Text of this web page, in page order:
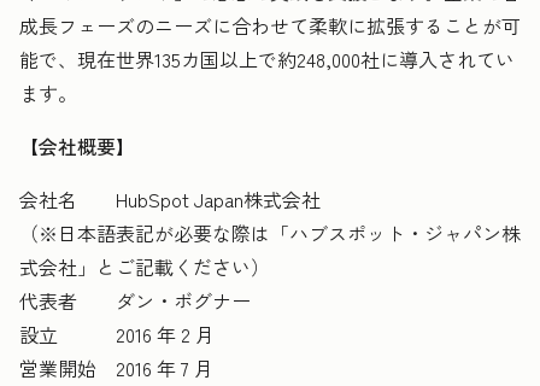
成長フェーズのニーズに合わせて柔軟に拡張することが可
能で、現在世界135カ国以上で約248,000社に導入されてい
ます。
【会社概要】
会社名 HubSpot Japan株式会社
（※日本語表記が必要な際は「ハブスポット・ジャパン株
式会社」とご記載ください）
代表者 ダン・ボグナー
設立 2016 年 2 月
営業開始 2016 年 7 月